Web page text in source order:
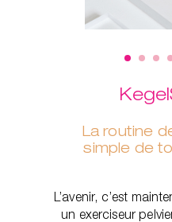
La routine
simple de
L’avenir, c’est
un exerciseur